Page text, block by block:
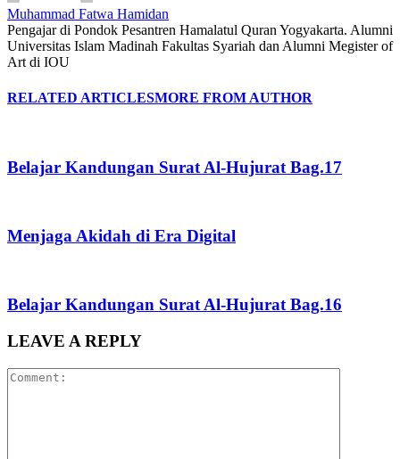
Muhammad Fatwa Hamidan
Pengajar di Pondok Pesantren Hamalatul Quran Yogyakarta. Alumni
Universitas Islam Madinah Fakultas Syariah dan Alumni Megister of
Art di IOU
RELATED ARTICLESMORE FROM AUTHOR
Belajar Kandungan Surat Al-Hujurat Bag.17
Menjaga Akidah di Era Digital
Belajar Kandungan Surat Al-Hujurat Bag.16
LEAVE A REPLY